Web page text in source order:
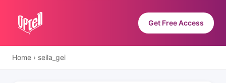
Get Free Access
Home › seila_gei